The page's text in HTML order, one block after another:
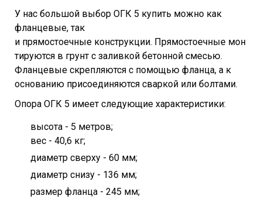
У нас большой выбор ОГК 5 купить можно как
фланцевые, так
и прямостоечные конструкции. Прямостоечные мон
тируются в грунт с заливкой бетонной смесью.
Фланцевые скрепляются с помощью фланца, а к
основанию присоединяются сваркой или болтами.
Опора ОГК 5 имеет следующие характеристики:
высота - 5 метров;
вес - 40,6 кг;
диаметр сверху - 60 мм;
диаметр снизу - 136 мм;
размер фланца - 245 мм;